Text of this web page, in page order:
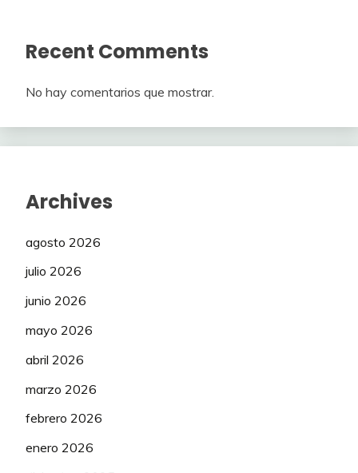
Recent Comments
No hay comentarios que mostrar.
Archives
agosto 2026
julio 2026
junio 2026
mayo 2026
abril 2026
marzo 2026
febrero 2026
enero 2026